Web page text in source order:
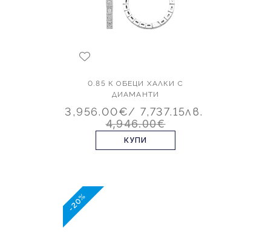
0.85 К ОБЕЦИ ХАЛКИ С
ДИАМАНТИ
3,956.00€/ 7,737.15лв.
4,946.00€
КУПИ
-20%